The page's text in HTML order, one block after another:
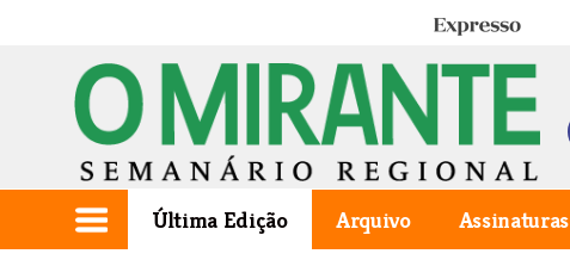
Expresso
Última Edição Arquivo Assinaturas